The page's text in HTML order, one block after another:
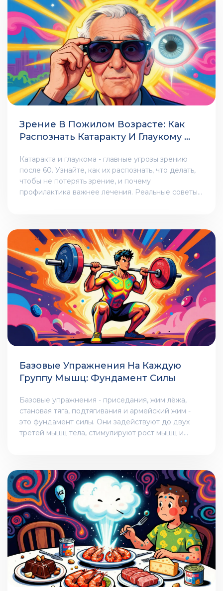
Зрение В Пожилом Возрасте: Как
Распознать Катаракту И Глаукому И
Катаракта и глаукома - главные угрозы зрению
после 60. Узнайте, как их распознать, что делать,
чтобы не потерять зрение, и почему
профилактика важнее лечения. Реальные советы
Базовые Упражнения На Каждую
Группу Мышц: Фундамент Силы
Базовые упражнения - приседания, жим лёжа,
становая тяга, подтягивания и армейский жим -
это фундамент силы. Они задействуют до двух
третей мышц тела, стимулируют рост мышц и